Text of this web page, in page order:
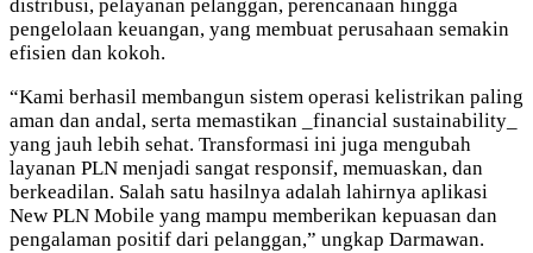
distribusi, pelayanan pelanggan, perencanaan hingga
pengelolaan keuangan, yang membuat perusahaan semakin
efisien dan kokoh.
“Kami berhasil membangun sistem operasi kelistrikan paling
aman dan andal, serta memastikan _financial sustainability_
yang jauh lebih sehat. Transformasi ini juga mengubah
layanan PLN menjadi sangat responsif, memuaskan, dan
berkeadilan. Salah satu hasilnya adalah lahirnya aplikasi
New PLN Mobile yang mampu memberikan kepuasan dan
pengalaman positif dari pelanggan,” ungkap Darmawan.